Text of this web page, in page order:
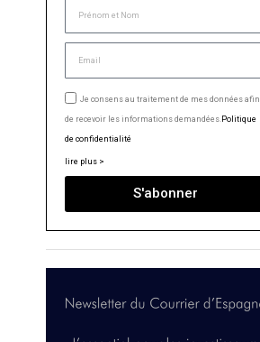
Je consens au traitement de mes données afin
de recevoir les informations demandées. Politique
de confidentialité
lire plus >
S'abonner